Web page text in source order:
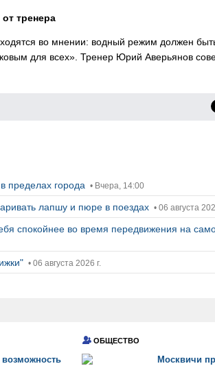
тренера
во мнении: водный режим должен
для всех». Тренер Юрий Аверьянов
пределах города • Вчера, 14:00
лапшу и пюре в поездах • 06 августа
спокойнее во время передвижения на
• 06 августа 2026 г.
ОБЩЕСТВО
Москвичи